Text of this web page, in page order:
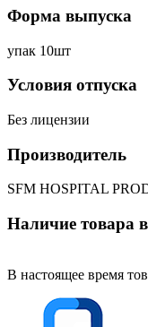
Форма выпуска
упак 10шт
Условия отпуска
Без лицензии
Производитель
SFM HOSPITAL
Наличие товара
В настоящее время